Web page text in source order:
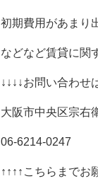
初期費用があまり
などなど賃貸に関
↓↓↓↓お問い合わせ
大阪市中央区宗右
06-6214-0247
↑↑↑↑こちらまでお